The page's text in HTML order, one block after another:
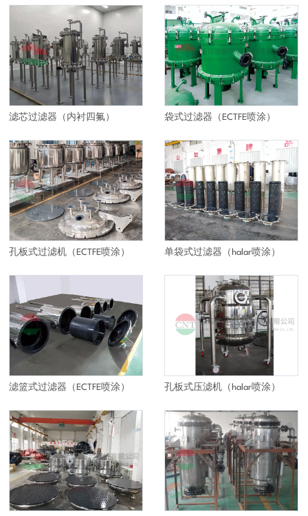
滤芯过滤器（内衬四氟） 袋式过滤器（ECTFE喷涂）
孔板式过滤机（ECTFE喷涂） 单袋式过滤器（halar喷涂）
滤篮式过滤器（ECTFE喷涂） 孔板式压滤机（halar喷涂）